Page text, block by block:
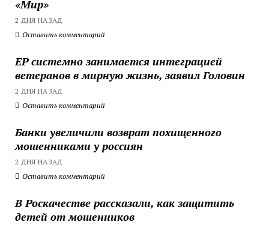
«Мир»
2 ДНЯ НАЗАД
Оставить комментарий
ЕР системно занимается интеграцией
ветеранов в мирную жизнь, заявил Головин
2 ДНЯ НАЗАД
Оставить комментарий
Банки увеличили возврат похищенного
мошенниками у россиян
2 ДНЯ НАЗАД
Оставить комментарий
В Роскачестве рассказали, как защитить
детей от мошенников